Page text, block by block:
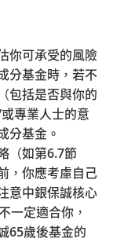
你可承受的風險
分基金時，若不
包括是否與你的
或專業人士的意
分基金。
（如第6.7節
，你應考慮自己
意中銀保誠核心
一定適合你，
65歲後基金的
生效
在此日向
關計劃成員
略重新投資
關計劃成員
權益投資於
向受託人作